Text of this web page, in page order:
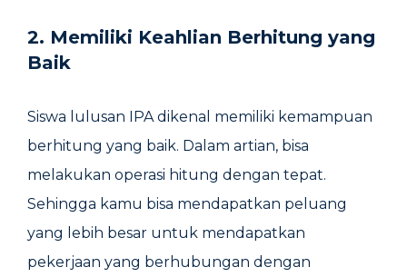
2. Memiliki Keahlian Berhitung yang
Baik
Siswa lulusan IPA dikenal memiliki kemampuan
berhitung yang baik. Dalam artian, bisa
melakukan operasi hitung dengan tepat.
Sehingga kamu bisa mendapatkan peluang
yang lebih besar untuk mendapatkan
pekerjaan yang berhubungan dengan